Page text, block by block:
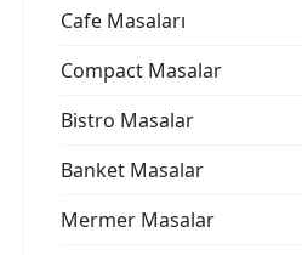
Cafe Masaları
Compact Masalar
Bistro Masalar
Banket Masalar
Mermer Masalar